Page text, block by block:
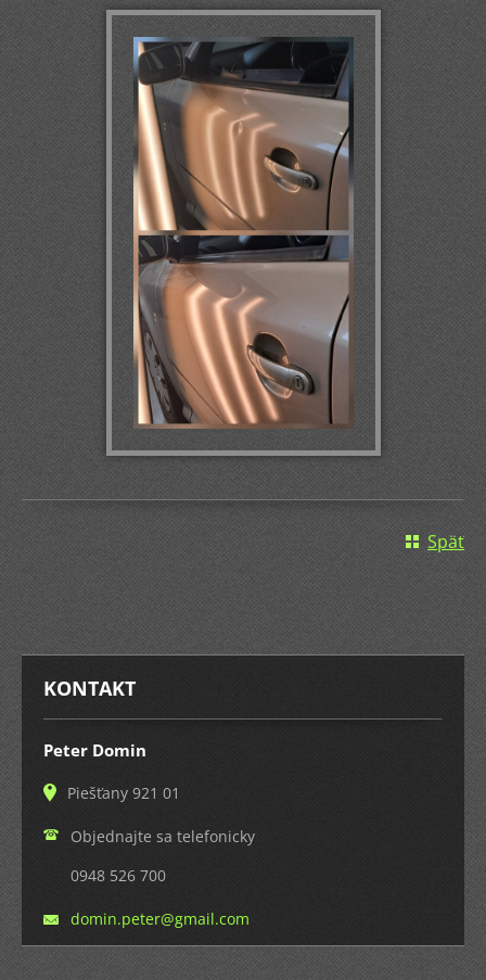
Späť
KONTAKT
Peter Domin
Piešťany 921 01
Objednajte sa telefonicky
0948 526 700
domin.peter@gmail.com